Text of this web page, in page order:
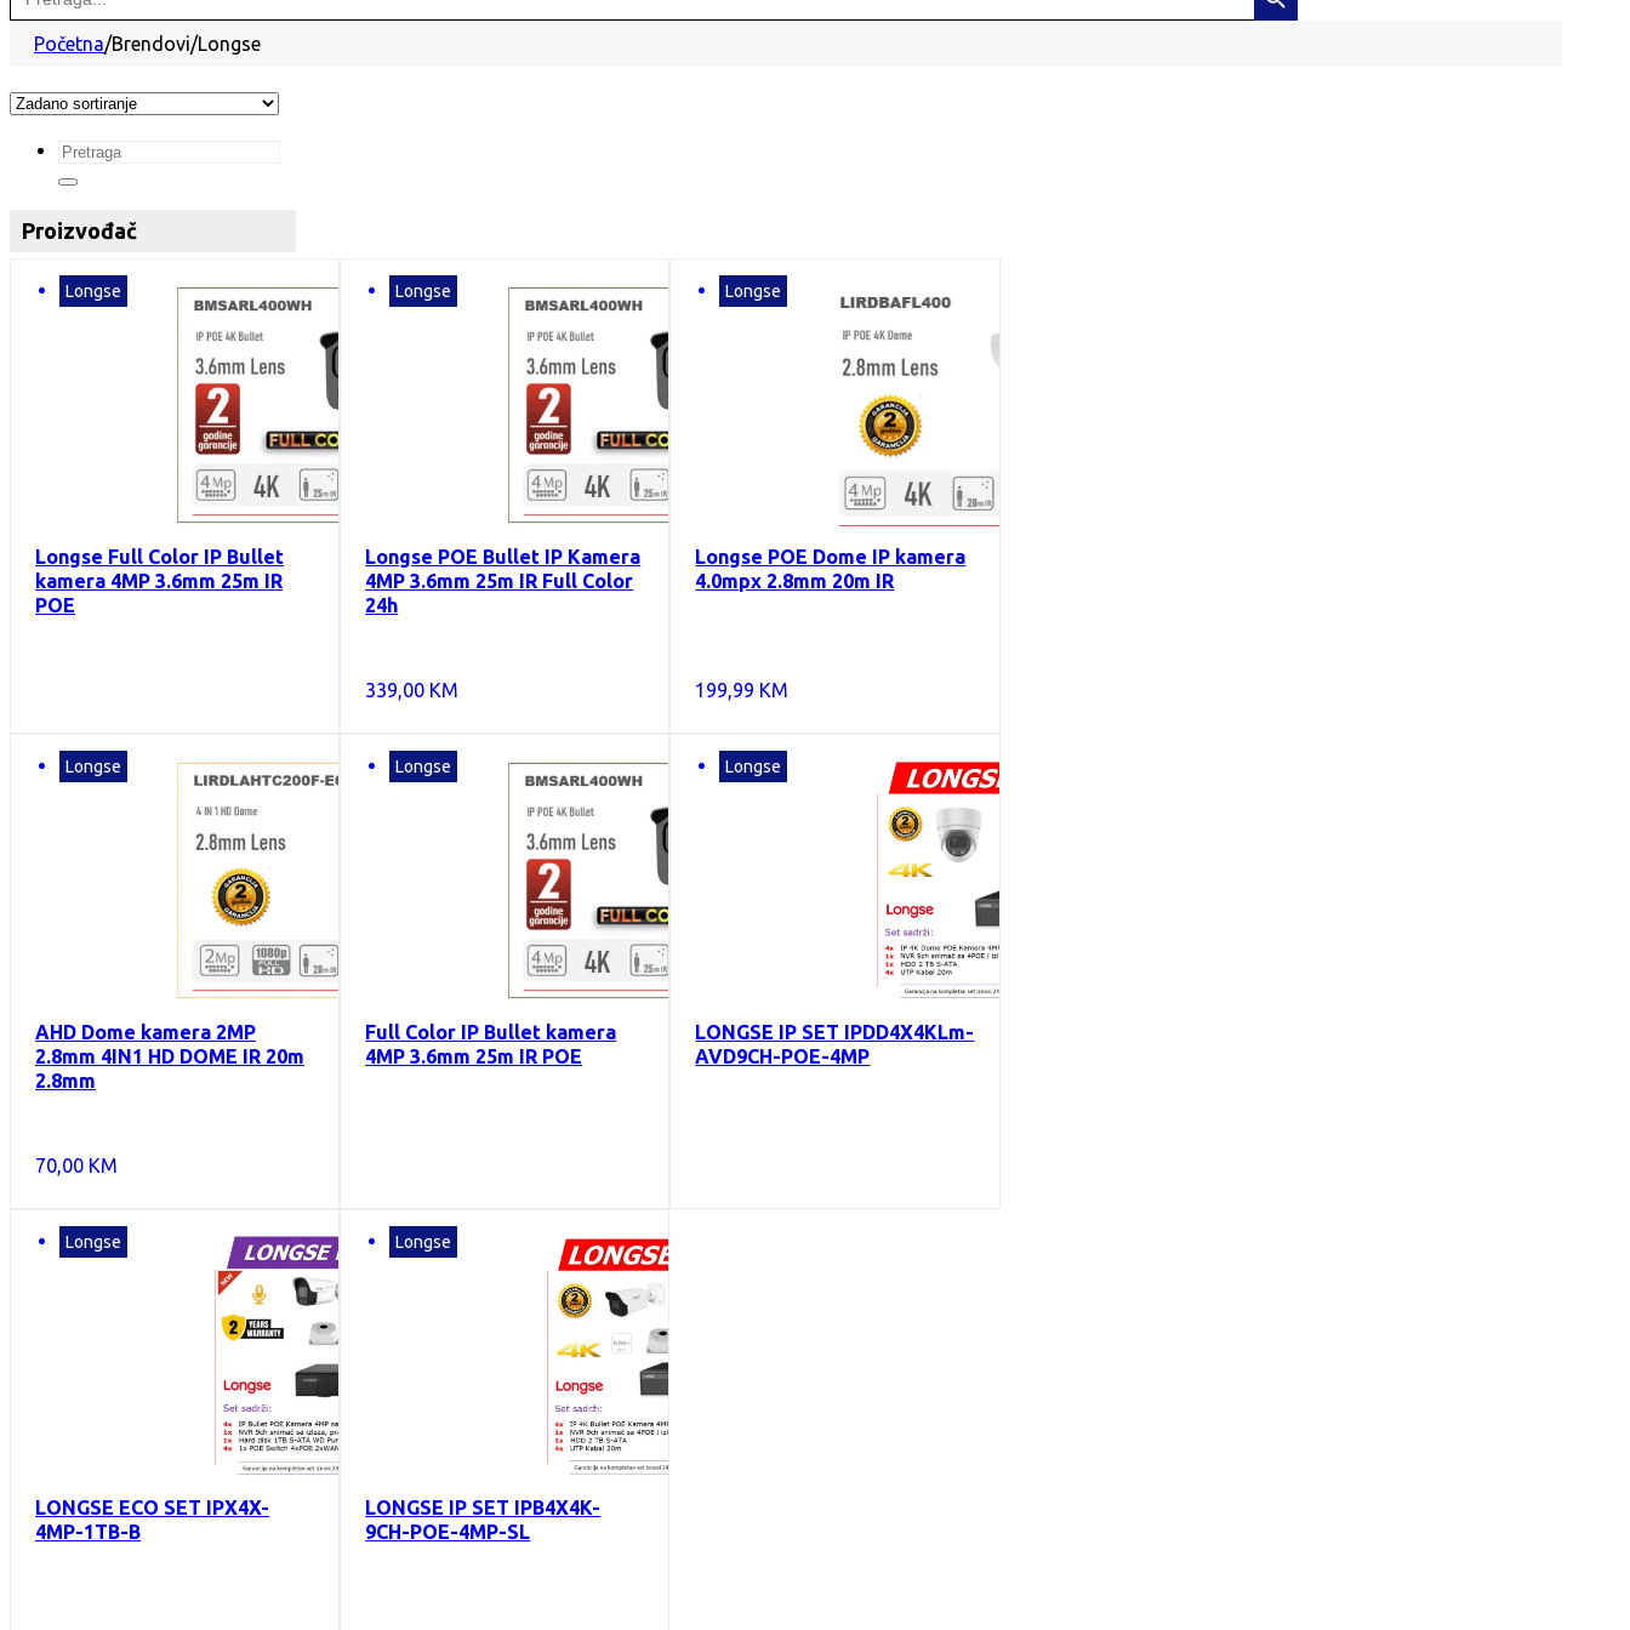
for:
Početna/Brendovi/Longse
Search
Proizvođač
Longse Full Color IP Bullet
kamera 4MP 3.6mm 25m IR
POE
Longse
Longse POE Bullet IP Kamera
4MP 3.6mm 25m IR Full Color
24h
339,00 KM
Longse
Longse POE Dome IP kamera
4.0mpx 2.8mm 20m IR
199,99 KM
Longse
AHD Dome kamera 2MP
2.8mm 4IN1 HD DOME IR 20m
2.8mm
70,00 KM
Longse
Full Color IP Bullet kamera
4MP 3.6mm 25m IR POE
Longse
LONGSE IP SET IPDD4X4KLm-
AVD9CH-POE-4MP
Longse
LONGSE ECO SET IPX4X-
4MP-1TB-B
Longse
LONGSE IP SET IPB4X4K-
9CH-POE-4MP-SL
Longse